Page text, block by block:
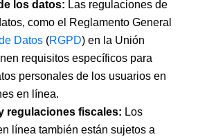
los datos: Las regulaciones de
como el Reglamento General
Datos(RGPD) en la Unión
requisitos específicos para
personales de los usuarios en
en línea.
regulaciones fiscales: Los
línea también están sujetos a